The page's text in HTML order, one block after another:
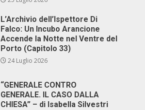
L’Archivio dell’Ispettore Di
Falco: Un Incubo Arancione
Accende la Notte nel Ventre del
Porto (Capitolo 33)
24 Luglio 2026
“GENERALE CONTRO
GENERALE. IL CASO DALLA
CHIESA” – di Isabella Silvestri